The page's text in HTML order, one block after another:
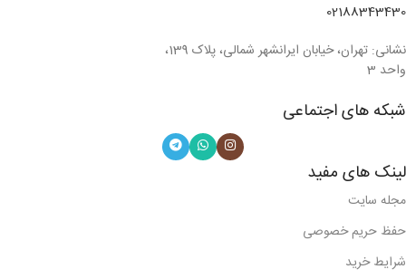
02188343430
نشانی: تهران، خیابان ایرانشهر شمالی، پلاک 139،
واحد 3
شبکه های اجتماعی
لینک های مفید
مجله سایت
حفظ حریم خصوصی
شرایط خرید